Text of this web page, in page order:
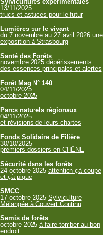
Sylvicultures expérimentales
13/11/2025
trucs et astuces pour le futur
Lumières sur le vivant
du 7 novembre au 27 avril 2026 une
exposition à Strasbourg
Santé des Forêts
novembre 2025 dépérissements
des essences principales et alertes
Forêt Mag N° 140
04/11/2025
octobre 2025
Parcs naturels régionaux
04/11/2025
et révisions de leurs chartes
Fonds Solidaire de Filière
30/10/2025
premiers dossiers en CHÊNE
Sécurité dans les forêts
24 octobre 2025 attention çà coupe
et çà pique
SMCC
17 octobre 2025 Sylviculture
Mélangée à Couvert Continu
Semis de forêts
octobre 2025 à faire tomber au bon
endroit